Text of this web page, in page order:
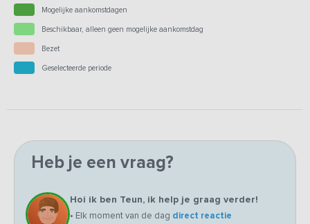
Mogelijke aankomstdagen
Beschikbaar, alleen geen mogelijke aankomstdag
Bezet
Geselecteerde periode
Heb je een vraag?
Hoi ik ben Teun, ik help je graag verder!
• Elk moment van de dag direct reactie